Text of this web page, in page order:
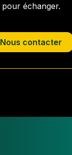
pour échanger.
Nous contacter